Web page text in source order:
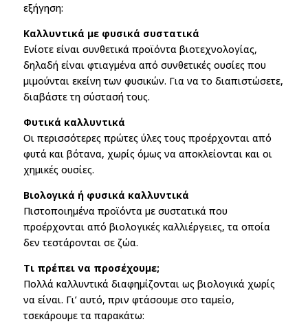
εξήγηση:
Καλλυντικά με φυσικά συστατικά
Ενίοτε είναι συνθετικά προϊόντα βιοτεχνολογίας,
δηλαδή είναι φτιαγμένα από συνθετικές ουσίες που
μιμούνται εκείνη των φυσικών. Για να το διαπιστώσετε,
διαβάστε τη σύστασή τους.
Φυτικά καλλυντικά
Οι περισσότερες πρώτες ύλες τους προέρχονται από
φυτά και βότανα, χωρίς όμως να αποκλείονται και οι
χημικές ουσίες.
Βιολογικά ή φυσικά καλλυντικά
Πιστοποιημένα προϊόντα με συστατικά που
προέρχονται από βιολογικές καλλιέργειες, τα οποία
δεν τεστάρονται σε ζώα.
Τι πρέπει να προσέχουμε;
Πολλά καλλυντικά διαφημίζονται ως βιολογικά χωρίς
να είναι. Γι’ αυτό, πριν φτάσουμε στο ταμείο,
τσεκάρουμε τα παρακάτω: